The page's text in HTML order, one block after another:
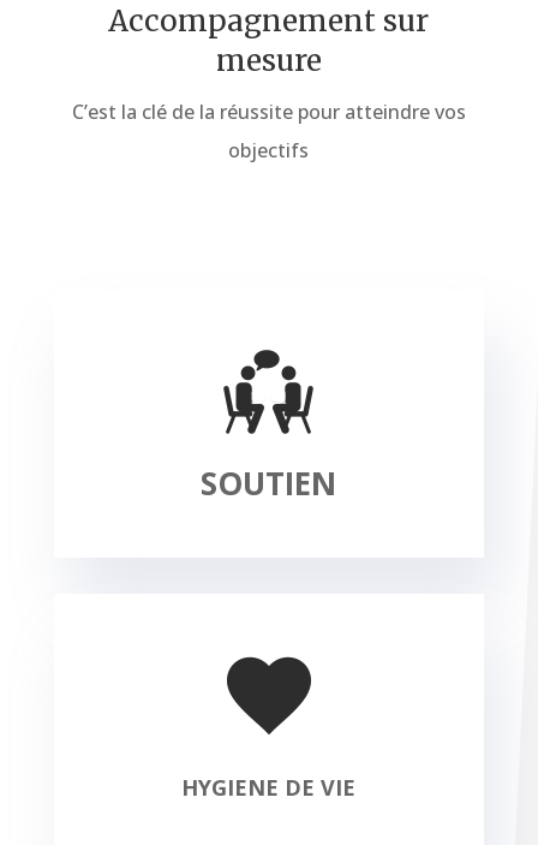
Accompagnement sur
mesure
C’est la clé de la réussite pour atteindre vos
objectifs
SOUTIEN
HYGIENE DE VIE